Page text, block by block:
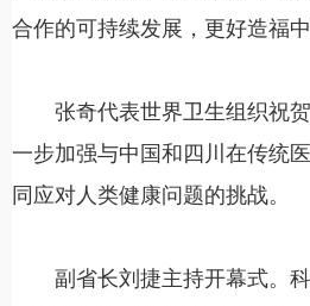
合作的可持续发展，更好造福
张奇代表世界卫生组织祝贺
一步加强与中国和四川在传统
同应对人类健康问题的挑战。
副省长刘捷主持开幕式。科